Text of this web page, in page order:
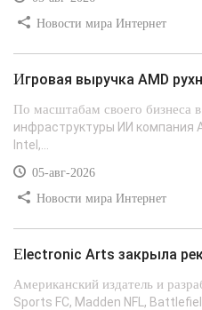
Новости мира Интернет
Игровая выручка AMD
По масштабам своего бизнеса
инфраструктуры ИИ компания
Intel,...
05-авг-2026
Новости мира Интернет
Electronic Arts закрыла
Американский издатель и
Sports FC, Madden NFL,